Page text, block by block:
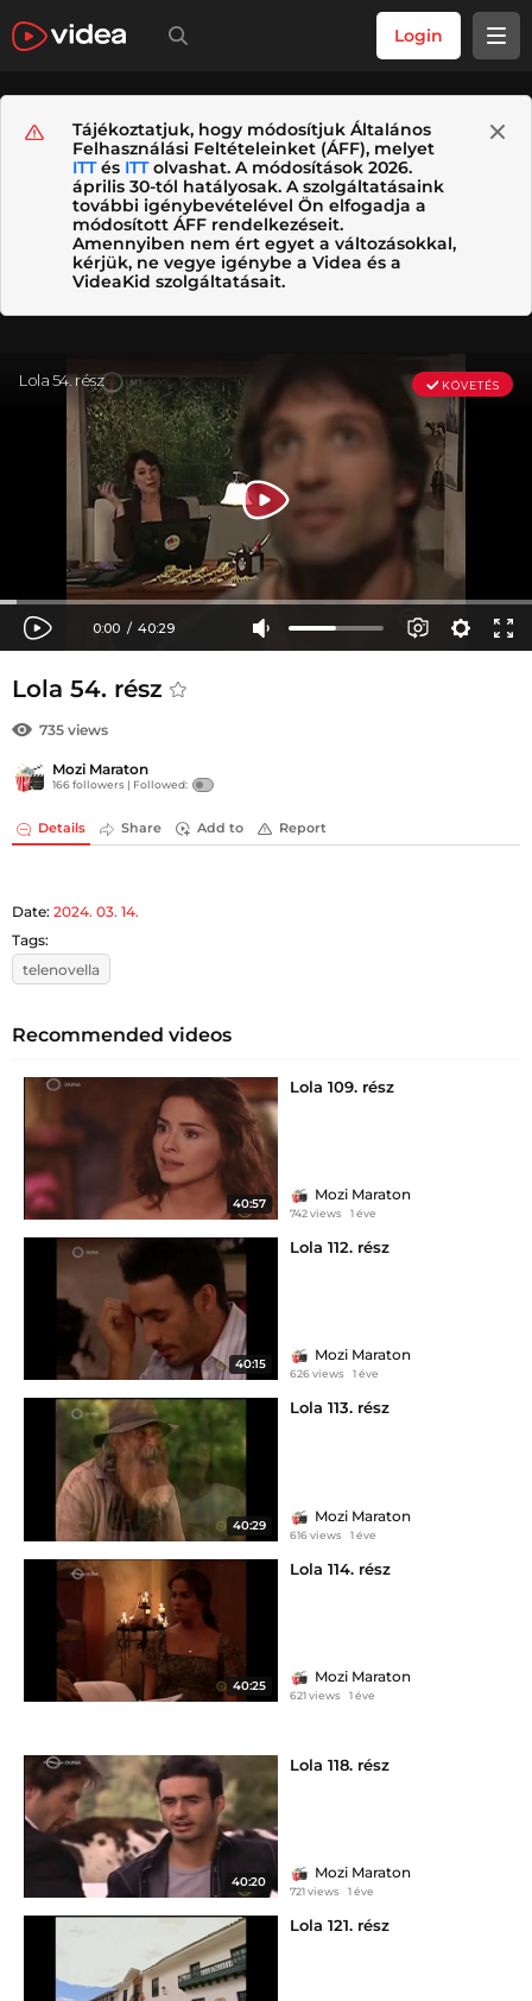
Login
Tájékoztatjuk, hogy módosítjuk Általános
Felhasználási Feltételeinket (ÁFF), melyet
ITTés ITTolvashat. A módosítások 2026.
április 30-tól hatályosak. A szolgáltatásaink
további igénybevételével Ön elfogadja a
módosított ÁFF rendelkezéseit.
Amennyiben nem ért egyet a változásokkal,
kérjük, ne vegye igénybe a Videa és a
VideaKid szolgáltatásait.
Lola 54. rész
735 views
Mozi Maraton
166 followers | Followed:
Details Share Add to Report
Date: 2024. 03. 14.
Tags:
telenovella
Recommended videos
40:57
Lola 109. rész
Mozi Maraton
742 views 1 éve
40:15
Lola 112. rész
Mozi Maraton
626 views 1 éve
40:29
Lola 113. rész
Mozi Maraton
616 views 1 éve
40:25
Lola 114. rész
Mozi Maraton
621 views 1 éve
40:20
Lola 118. rész
Mozi Maraton
721 views 1 éve
Lola 121. rész